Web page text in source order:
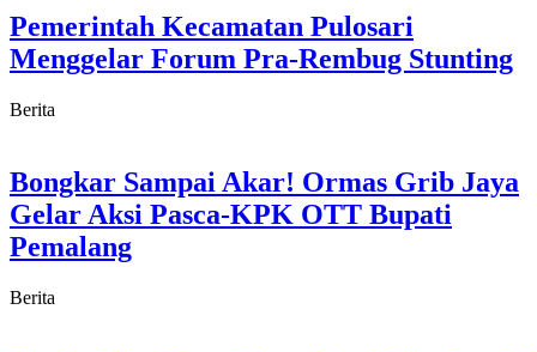
Pemerintah Kecamatan Pulosari
Menggelar Forum Pra-Rembug Stunting
Berita
Bongkar Sampai Akar! Ormas Grib Jaya
Gelar Aksi Pasca-KPK OTT Bupati
Pemalang
Berita